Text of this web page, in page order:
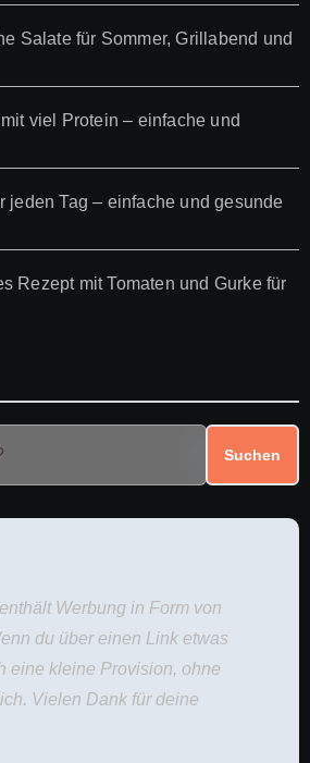
Salate für Sommer, Grillabend und
viel Protein – einfache und
jeden Tag – einfache und gesunde
Rezept mit Tomaten und Gurke für
Suchen
Werbung in Form von
du über einen Link etwas
eine kleine Provision, ohne
Vielen Dank für deine